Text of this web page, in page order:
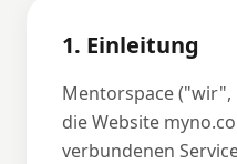
1. Einleitung
Mentorspace
die Website
verbundenen